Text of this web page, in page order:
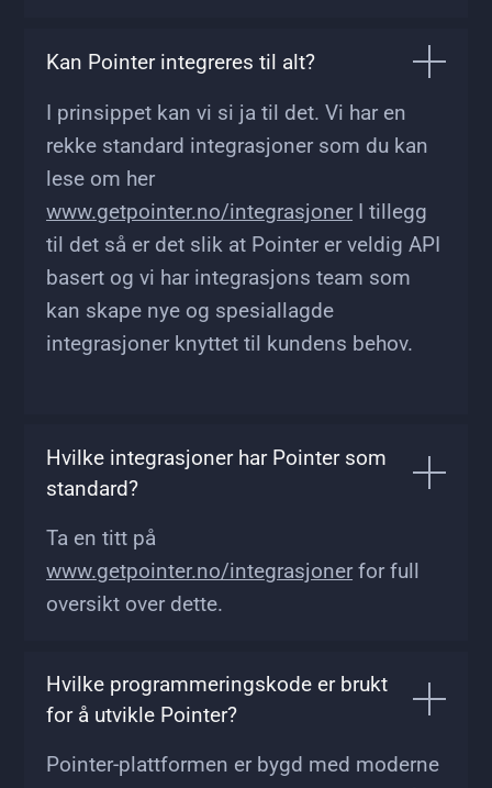
Kan Pointer integreres til alt?
I prinsippet kan vi si ja til det. Vi har en
rekke standard integrasjoner som du kan
lese om her
www.getpointer.no/integrasjoner I tillegg
til det så er det slik at Pointer er veldig API
basert og vi har integrasjons team som
kan skape nye og spesiallagde
integrasjoner knyttet til kundens behov.
Hvilke integrasjoner har Pointer som
standard?
Ta en titt på
www.getpointer.no/integrasjoner for full
oversikt over dette.
Hvilke programmeringskode er brukt
for å utvikle Pointer?
Pointer-plattformen er bygd med moderne